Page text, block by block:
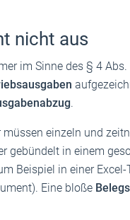
nicht aus
im Sinne des § 4 Abs.
.
einzeln und
gebündelt in einem
Beispiel in einer Excel-
Eine bloße